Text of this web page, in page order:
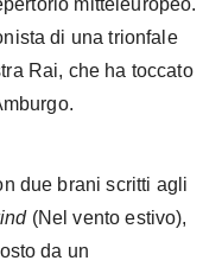
di una trionfale
Rai, che ha toccato
due brani scritti agli
(Nel vento estivo),
da un